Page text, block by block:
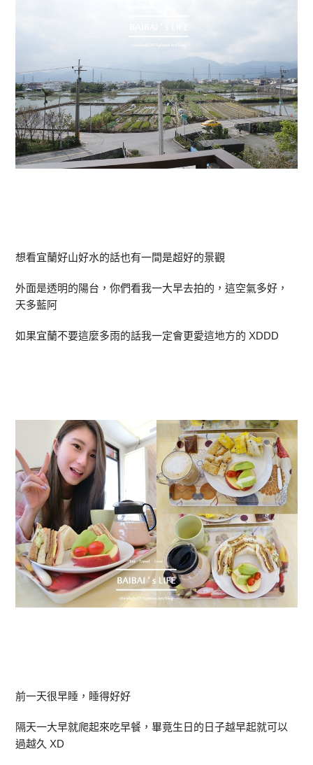
想看宜蘭好山好水的話也有一間是超好的景觀
外面是透明的陽台，你們看我一大早去拍的，這空氣多好，
天多藍阿
如果宜蘭不要這麼多雨的話我一定會更愛這地方的 XDDD
前一天很早睡，睡得好好
隔天一大早就爬起來吃早餐，畢竟生日的日子越早起就可以
過越久 XD